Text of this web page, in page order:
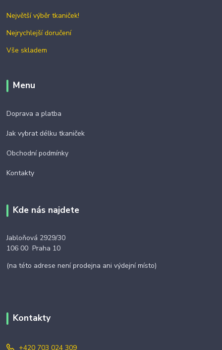
Největší výběr tkaniček!
Nejrychlejší doručení
Vše skladem
Menu
Doprava a platba
Jak vybrat délku tkaniček
Obchodní podmínky
Kontakty
Kde nás najdete
Jabloňová 2929/30
106 00 Praha 10
(na této adrese není prodejna ani výdejní místo)
Kontakty
+420 703 024 309